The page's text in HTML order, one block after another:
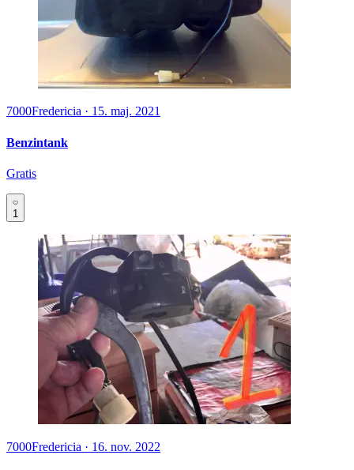
7000Fredericia · 15. maj. 2021
Benzintank
Gratis
1
7000Fredericia · 16. nov. 2022